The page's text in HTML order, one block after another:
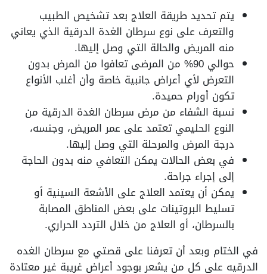
يتم تحديد طريقة العلاج بعد تشخيص الطبيب
والتعرف على نوع سرطان الغدة الدرقية الذي يعاني
منه المريض والحالة التي وصل إليها.
حوالي 90% من المرضى تعافوا من المرض بدون
التعرض لأي أعراض جانبية خاصة وأن أغلب الأنواع
تكون أورام حميدة.
نسبة الشفاء من مرض سرطان الغدة الدرقية من
النوع الحليمي تعتمد على عمر المريض، وجنسه،
درجة المرض والمرحلة التي وصل إليها.
في بعض الحالات يمكن التعافي منه بدون الحاجة
إلى إجراء جراحة.
يمكن أن يعتمد العلاج على الأشعة السينية أو
تسليط البروتينات على بعض المناطق المصابة
بالسرطان، أو العلاج من خلال التردد الحراري.
في الختام وبعد أن تعرفنا على قصتي مع سرطان الغده
الدرقيه على كل من يشعر بوجود أعراض غريبة غير معتادة